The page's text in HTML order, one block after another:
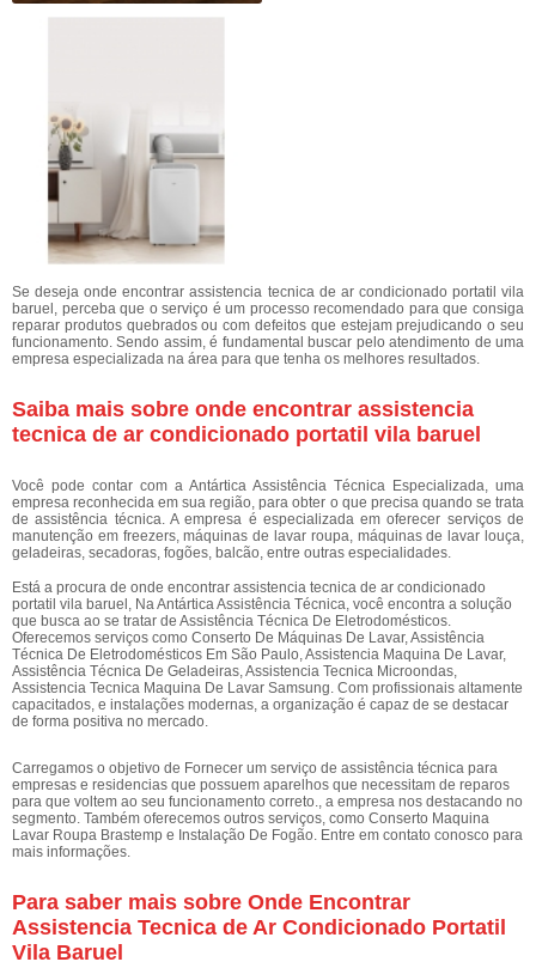
Se deseja onde encontrar assistencia tecnica de ar condicionado portatil vila
baruel, perceba que o serviço é um processo recomendado para que consiga
reparar produtos quebrados ou com defeitos que estejam prejudicando o seu
funcionamento. Sendo assim, é fundamental buscar pelo atendimento de uma
empresa especializada na área para que tenha os melhores resultados.
Saiba mais sobre onde encontrar assistencia
tecnica de ar condicionado portatil vila baruel
Você pode contar com a Antártica Assistência Técnica Especializada, uma
empresa reconhecida em sua região, para obter o que precisa quando se trata
de assistência técnica. A empresa é especializada em oferecer serviços de
manutenção em freezers, máquinas de lavar roupa, máquinas de lavar louça,
geladeiras, secadoras, fogões, balcão, entre outras especialidades.
Está a procura de onde encontrar assistencia tecnica de ar condicionado
portatil vila baruel, Na Antártica Assistência Técnica, você encontra a solução
que busca ao se tratar de Assistência Técnica De Eletrodomésticos.
Oferecemos serviços como Conserto De Máquinas De Lavar, Assistência
Técnica De Eletrodomésticos Em São Paulo, Assistencia Maquina De Lavar,
Assistência Técnica De Geladeiras, Assistencia Tecnica Microondas,
Assistencia Tecnica Maquina De Lavar Samsung. Com profissionais altamente
capacitados, e instalações modernas, a organização é capaz de se destacar
de forma positiva no mercado.
Carregamos o objetivo de Fornecer um serviço de assistência técnica para
empresas e residencias que possuem aparelhos que necessitam de reparos
para que voltem ao seu funcionamento correto., a empresa nos destacando no
segmento. Também oferecemos outros serviços, como Conserto Maquina
Lavar Roupa Brastemp e Instalação De Fogão. Entre em contato conosco para
mais informações.
Para saber mais sobre Onde Encontrar
Assistencia Tecnica de Ar Condicionado Portatil
Vila Baruel